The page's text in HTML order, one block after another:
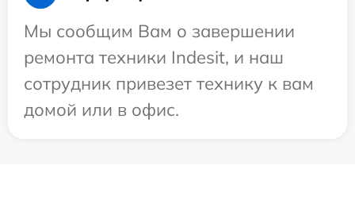
Мы сообщим Вам о завершении
ремонта техники Indesit, и наш
сотрудник привезет технику к вам
домой или в офис.